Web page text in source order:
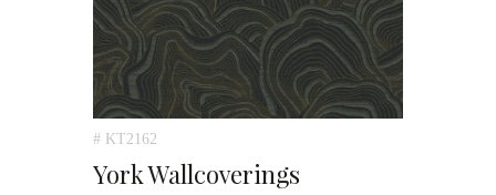
# KT2162
York Wallcoverings